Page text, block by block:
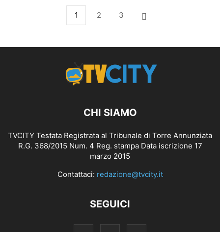
1 2 3
CHI SIAMO
TVCITY Testata Registrata al Tribunale di Torre Annunziata
R.G. 368/2015 Num. 4 Reg. stampa Data iscrizione 17
marzo 2015
Contattaci: redazione@tvcity.it
SEGUICI